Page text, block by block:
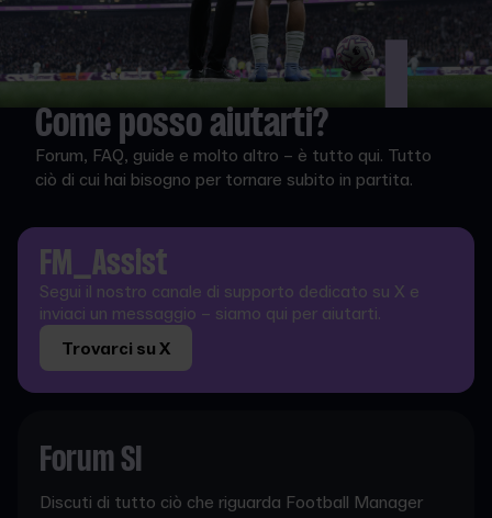
Come posso aiutarti?
Forum, FAQ, guide e molto altro – è tutto qui. Tutto
ciò di cui hai bisogno per tornare subito in partita.
FM_Assist
Segui il nostro canale di supporto dedicato su X e
inviaci un messaggio – siamo qui per aiutarti.
Trovarci su X
Forum SI
Discuti di tutto ciò che riguarda Football Manager